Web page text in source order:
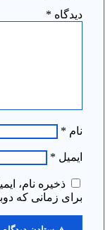
دیدگاه *
نام *
ایمیل *
ذخیره نام،
برای زمانی که